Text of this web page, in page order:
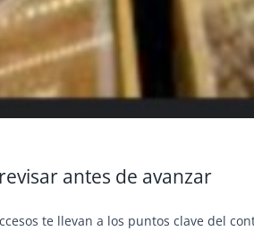
antes de avanzar
te llevan a los puntos clave del